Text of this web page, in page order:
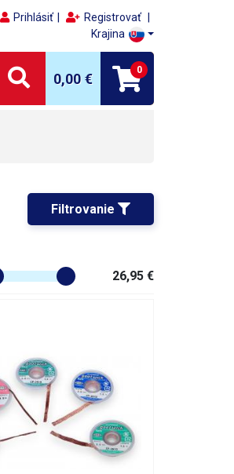
Prihlásiť
Registrovať
Krajina
0,00 €
0
Filtrovanie
26,95 €